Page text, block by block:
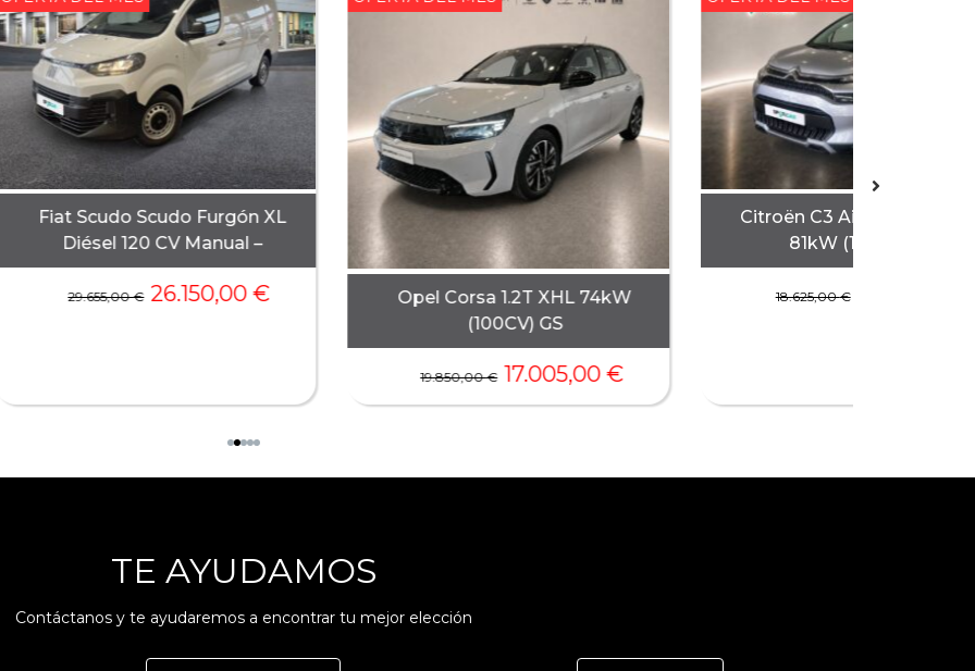
Fiat Scudo Scudo Furgón XL
Diésel 120 CV Manual –
29.655,00€ 26.150,00€
Opel Corsa 1.2T XHL 74kW
(100CV) GS
19.850,00€ 17.005,00€
Citroën C3 Aircross
81kW (110CV) Plus
18.625,00€
TE AYUDAMOS
Contáctanos y te ayudaremos a encontrar tu mejor elección